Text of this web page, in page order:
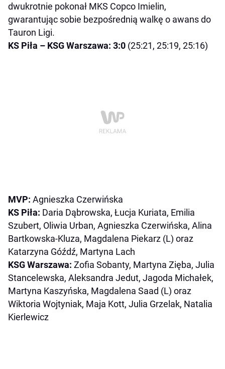
dwukrotnie pokonał MKS Copco Imielin,
gwarantując sobie bezpośrednią walkę o awans do
Tauron Ligi.
KS Piła – KSG Warszawa: 3:0 (25:21, 25:19, 25:16)
MVP: Agnieszka Czerwińska
KS Piła: Daria Dąbrowska, Łucja Kuriata, Emilia
Szubert, Oliwia Urban, Agnieszka Czerwińska, Alina
Bartkowska-Kluza, Magdalena Piekarz (L) oraz
Katarzyna Góźdź, Martyna Lach
KSG Warszawa: Zofia Sobanty, Martyna Zięba, Julia
Stancelewska, Aleksandra Jedut, Jagoda Michałek,
Martyna Kaszyńska, Magdalena Saad (L) oraz
Wiktoria Wojtyniak, Maja Kott, Julia Grzelak, Natalia
Kierlewicz